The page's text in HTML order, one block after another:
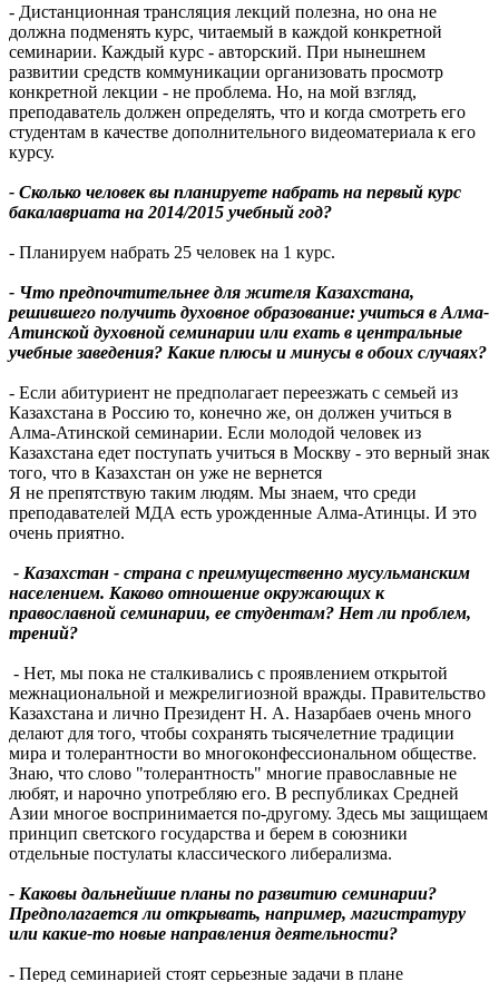
- Дистанционная трансляция лекций полезна, но она не
должна подменять курс, читаемый в каждой конкретной
семинарии. Каждый курс - авторский. При нынешнем
развитии средств коммуникации организовать просмотр
конкретной лекции - не проблема. Но, на мой взгляд,
преподаватель должен определять, что и когда смотреть его
студентам в качестве дополнительного видеоматериала к его
курсу.
- Сколько человек вы планируете набрать на первый курс
бакалавриата на 2014/2015 учебный год?
- Планируем набрать 25 человек на 1 курс.
- Что предпочтительнее для жителя Казахстана,
решившего получить духовное образование: учиться в Алма-
Атинской духовной семинарии или ехать в центральные
учебные заведения? Какие плюсы и минусы в обоих случаях?
- Если абитуриент не предполагает переезжать с семьей из
Казахстана в Россию то, конечно же, он должен учиться в
Алма-Атинской семинарии. Если молодой человек из
Казахстана едет поступать учиться в Москву - это верный знак
того, что в Казахстан он уже не вернется
Я не препятствую таким людям. Мы знаем, что среди
преподавателей МДА есть урожденные Алма-Атинцы. И это
очень приятно.
- Казахстан - страна с преимущественно мусульманским
населением. Каково отношение окружающих к
православной семинарии, ее студентам? Нет ли проблем,
трений?
- Нет, мы пока не сталкивались с проявлением открытой
межнациональной и межрелигиозной вражды. Правительство
Казахстана и лично Президент Н. А. Назарбаев очень много
делают для того, чтобы сохранять тысячелетние традиции
мира и толерантности во многоконфессиональном обществе.
Знаю, что слово "толерантность" многие православные не
любят, и нарочно употребляю его. В республиках Средней
Азии многое воспринимается по-другому. Здесь мы защищаем
принцип светского государства и берем в союзники
отдельные постулаты классического либерализма.
- Каковы дальнейшие планы по развитию семинарии?
Предполагается ли открывать, например, магистратуру
или какие-то новые направления деятельности?
- Перед семинарией стоят серьезные задачи в плане